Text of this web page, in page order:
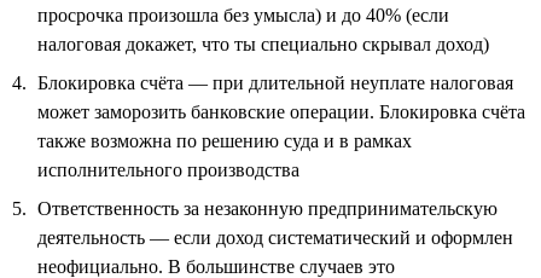
просрочка произошла без умысла) и до 40% (если
налоговая докажет, что ты специально скрывал доход)
Блокировка счёта — при длительной неуплате налоговая
может заморозить банковские операции. Блокировка счёта
также возможна по решению суда и в рамках
исполнительного производства
Ответственность за незаконную предпринимательскую
деятельность — если доход систематический и оформлен
неофициально. В большинстве случаев это